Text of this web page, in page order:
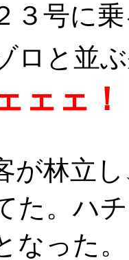
３号に
ロと並
ェェ
林立
た。ハ
なった